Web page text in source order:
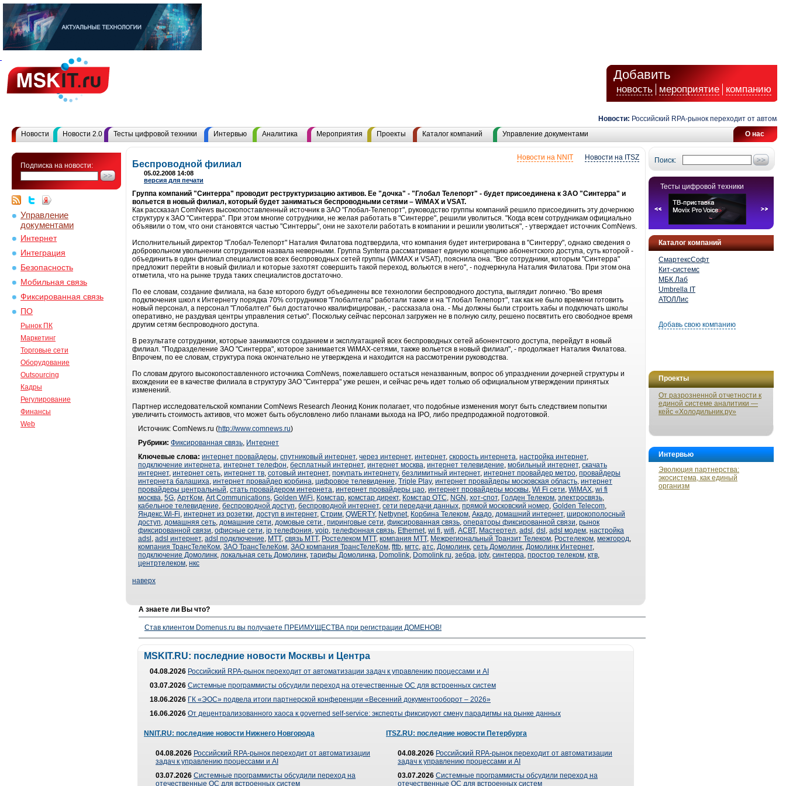
Добавить
новость мероприятие компанию
Новости: Российский RPA-рынок переходит от
О нас
Новости Новости 2.0 Тесты цифровой техники Интервью Аналитика Мероприятия Проекты Каталог компаний Управление документами
Подписка на новости:
Управление
документами
Интернет
Интеграция
Безопасность
Мобильная связь
Фиксированная связь
ПО
Рынок ПК
Маркетинг
Торговые сети
Оборудование
Outsourcing
Кадры
Регулирование
Финансы
Web
Поиск:
Тесты цифровой техники
Каталог компаний
СмартексСофт
Кит-системс
МБК Лаб
Umbrella IT
АТОЛЛис
Добавь свою компанию
Проекты
От разрозненной отчетности к
единой системе аналитики —
кейс «Холодильник.ру»
Интервью
Эволюция партнерства:
экосистема, как единый
организм
Новости на ITSZ
Новости на NNIT
Беспроводной филиал
05.02.2008 14:08
версия для печати
Группа компаний "Синтерра" проводит реструктуризацию активов. Ее "дочка" - "Глобал Телепорт" - будет присоединена к ЗАО "Синтерра" и
вольется в новый филиал, который будет заниматься беспроводными сетями – WiMAX и VSAT.
Как рассказал ComNews высокопоставленный источник в ЗАО "Глобал-Телепорт", руководство группы компаний решило присоединить эту дочернюю
структуру к ЗАО "Синтерра". При этом многие сотрудники, не желая работать в "Синтерре", решили уволиться. "Когда всем сотрудникам официально
объявили о том, что они становятся частью "Синтерры", они не захотели работать в компании и решили уволиться", - утверждает источник ComNews.
Исполнительный директор "Глобал-Телепорт" Наталия Филатова подтвердила, что компания будет интегрирована в "Синтерру", однако сведения о
добровольном увольнении сотрудников назвала неверными. Группа Synterra рассматривает единую концепцию абонентского доступа, суть которой -
объединить в один филиал специалистов всех беспроводных сетей группы (WiMAX и VSAT), пояснила она. "Все сотрудники, которым "Синтерра"
предложит перейти в новый филиал и которые захотят совершить такой переход, вольются в него", - подчеркнула Наталия Филатова. При этом она
отметила, что на рынке труда таких специалистов достаточно.
По ее словам, создание филиала, на базе которого будут объединены все технологии беспроводного доступа, выглядит логично. "Во время
подключения школ к Интернету порядка 70% сотрудников "Глобалтела" работали также и на "Глобал Телепорт", так как не было времени готовить
новый персонал, а персонал "Глобалтел" был достаточно квалифицирован, - рассказала она. - Мы должны были строить хабы и подключать школы
оперативно, не раздувая центры управления сетью". Поскольку сейчас персонал загружен не в полную силу, решено посвятить его свободное время
другим сетям беспроводного доступа.
В результате сотрудники, которые занимаются созданием и эксплуатацией всех беспроводных сетей абонентского доступа, перейдут в новый
филиал. "Подразделение ЗАО "Синтерра", которое занимается WiMAX-сетями, также вольется в новый филиал", - продолжает Наталия Филатова.
Впрочем, по ее словам, структура пока окончательно не утверждена и находится на рассмотрении руководства.
По словам другого высокопоставленного источника ComNews, пожелавшего остаться неназванным, вопрос об упразднении дочерней структуры и
вхождении ее в качестве филиала в структуру ЗАО "Синтерра" уже решен, и сейчас речь идет только об официальном утверждении принятых
изменений.
Партнер исследовательской компании ComNews Research Леонид Коник полагает, что подобные изменения могут быть следствием попытки
увеличить стоимость активов, что может быть обусловлено либо планами выхода на IPO, либо предпродажной подготовкой.
Источник: ComNews.ru (http://www.comnews.ru)
Рубрики: Фиксированная связь, Интернет
Ключевые слова: интернет провайдеры, спутниковый интернет, через интернет, интернет, скорость интернета, настройка интернет,
подключение интернета, интернет телефон, бесплатный интернет, интернет москва, интернет телевидение, мобильный интернет, скачать
интернет, интернет сеть, интернет тв, сотовый интернет, покупать интернету, безлимитный интернет, интернет провайдер метро, провайдеры
интернета балашиха, интернет провайдер корбина, цифровое телевидение, Triple Play, интернет провайдеры московская область, интернет
провайдеры центральный, стать провайдером интернета, интернет провайдеры цао, интернет провайдеры москвы, Wi Fi сети, WiMAX, wi fi
москва, 5G, АртКом, Art Communications, Golden WiFi, Комстар, комстар директ, Комстар ОТС, NGN , хот-спот, Голден Телеком, электросвязь,
кабельное телевидение, беспроводной доступ, беспроводной интернет, сети передачи данных, прямой московский номер, Golden Telecom,
Яндекс.Wi-Fi, интернет из розетки, доступ в интернет, Стрим, QWERTY, Netbynet, Корбина Телеком, Акадо, домашний интернет, широкополосный
доступ, домашняя сеть, домашние сети, домовые сети , пиринговые сети, фиксированная связь, операторы фиксированной связи, рынок
фиксированной связи, офисные сети, ip телефония, voip, телефонная связь, Ethernet, wi fi, wifi, АСВТ, Мастертел, adsl , dsl , adsl модем, настройка
adsl , adsl интернет, adsl подключение, МТТ, связь МТТ, Ростелеком МТТ, компания МТТ, Межрегиональный Транзит Телеком, Ростелеком, межгород,
компания ТрансТелеКом, ЗАО ТрансТелеКом, ЗАО компания ТрансТелеКом, fttb, мгтс, атс, Домолинк, сеть Домолинк, Домолинк Интернет,
подключение Домолинк, локальная сеть Домолинк, тарифы Домолинка, Domolink, Domolink ru, зебра, iptv, синтерра, простор телеком, ктв,
центртелеком, нкс
наверх
А знаете ли Вы что?
Став клиентом Domenus.ru вы получаете ПРЕИМУЩЕСТВА при регистрации ДОМЕНОВ!
MSKIT.RU: последние новости Москвы и Центра
04.08.2026 Российский RPA-рынок переходит от автоматизации задач к управлению процессами и AI
03.07.2026 Системные программисты обсудили переход на отечественные ОС для встроенных систем
18.06.2026 ГК «ЭОС» подвела итоги партнерской конференции «Весенний документооборот – 2026»
16.06.2026 От децентрализованного хаоса к governed self-service: эксперты фиксируют смену парадигмы на рынке данных
NNIT.RU: последние новости Нижнего Новгорода
04.08.2026 Российский RPA-рынок переходит от автоматизации
задач к управлению процессами и AI
03.07.2026 Системные программисты обсудили переход на
отечественные ОС для встроенных систем
ITSZ.RU: последние новости Петербурга
04.08.2026 Российский RPA-рынок переходит от автоматизации
задач к управлению процессами и AI
03.07.2026 Системные программисты обсудили переход на
отечественные ОС для встроенных систем